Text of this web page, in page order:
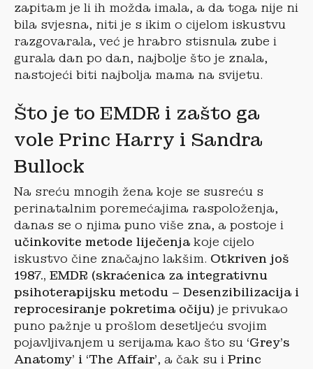
zapitam je li ih možda imala, a da toga nije ni
bila svjesna, niti je s ikim o cijelom iskustvu
razgovarala, već je hrabro stisnula zube i
gurala dan po dan, najbolje što je znala,
nastojeći biti najbolja mama na svijetu.
Što je to EMDR i zašto ga
vole Princ Harry i Sandra
Bullock
Na sreću mnogih žena koje se susreću s
perinatalnim poremećajima raspoloženja,
danas se o njima puno više zna, a postoje i
učinkovite metode liječenja koje cijelo
iskustvo čine značajno lakšim. Otkriven još
1987., EMDR (skraćenica za integrativnu
psihoterapijsku metodu – Desenzibilizacija i
reprocesiranje pokretima očiju) je privukao
puno pažnje u prošlom desetljeću svojim
pojavljivanjem u serijama kao što su ‘Grey’s
Anatomy’ i ‘The Affair’, a čak su i Princ